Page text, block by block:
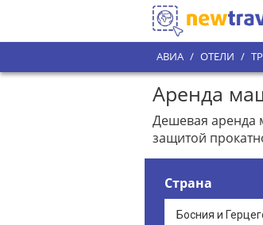
АВИА / ОТЕЛИ /
Аренда
Дешевая аренда
защитой
Страна